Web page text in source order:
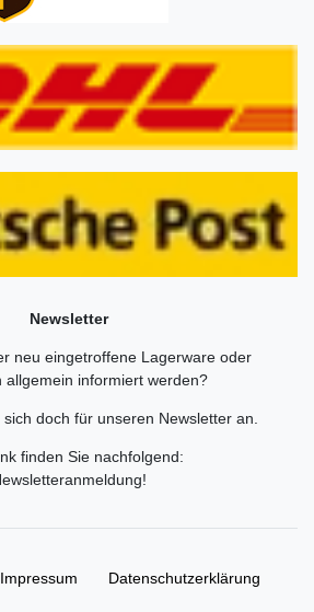
Newsletter
neu eingetroffene Lagerware oder
allgemein informiert werden?
doch für unseren Newsletter an.
finden Sie nachfolgend:
!
Impressum Daten­schutz­erklärung